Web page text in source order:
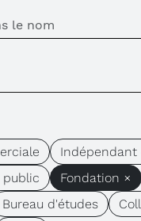
Indépendant
public
Fondation ×
Bureau d'études